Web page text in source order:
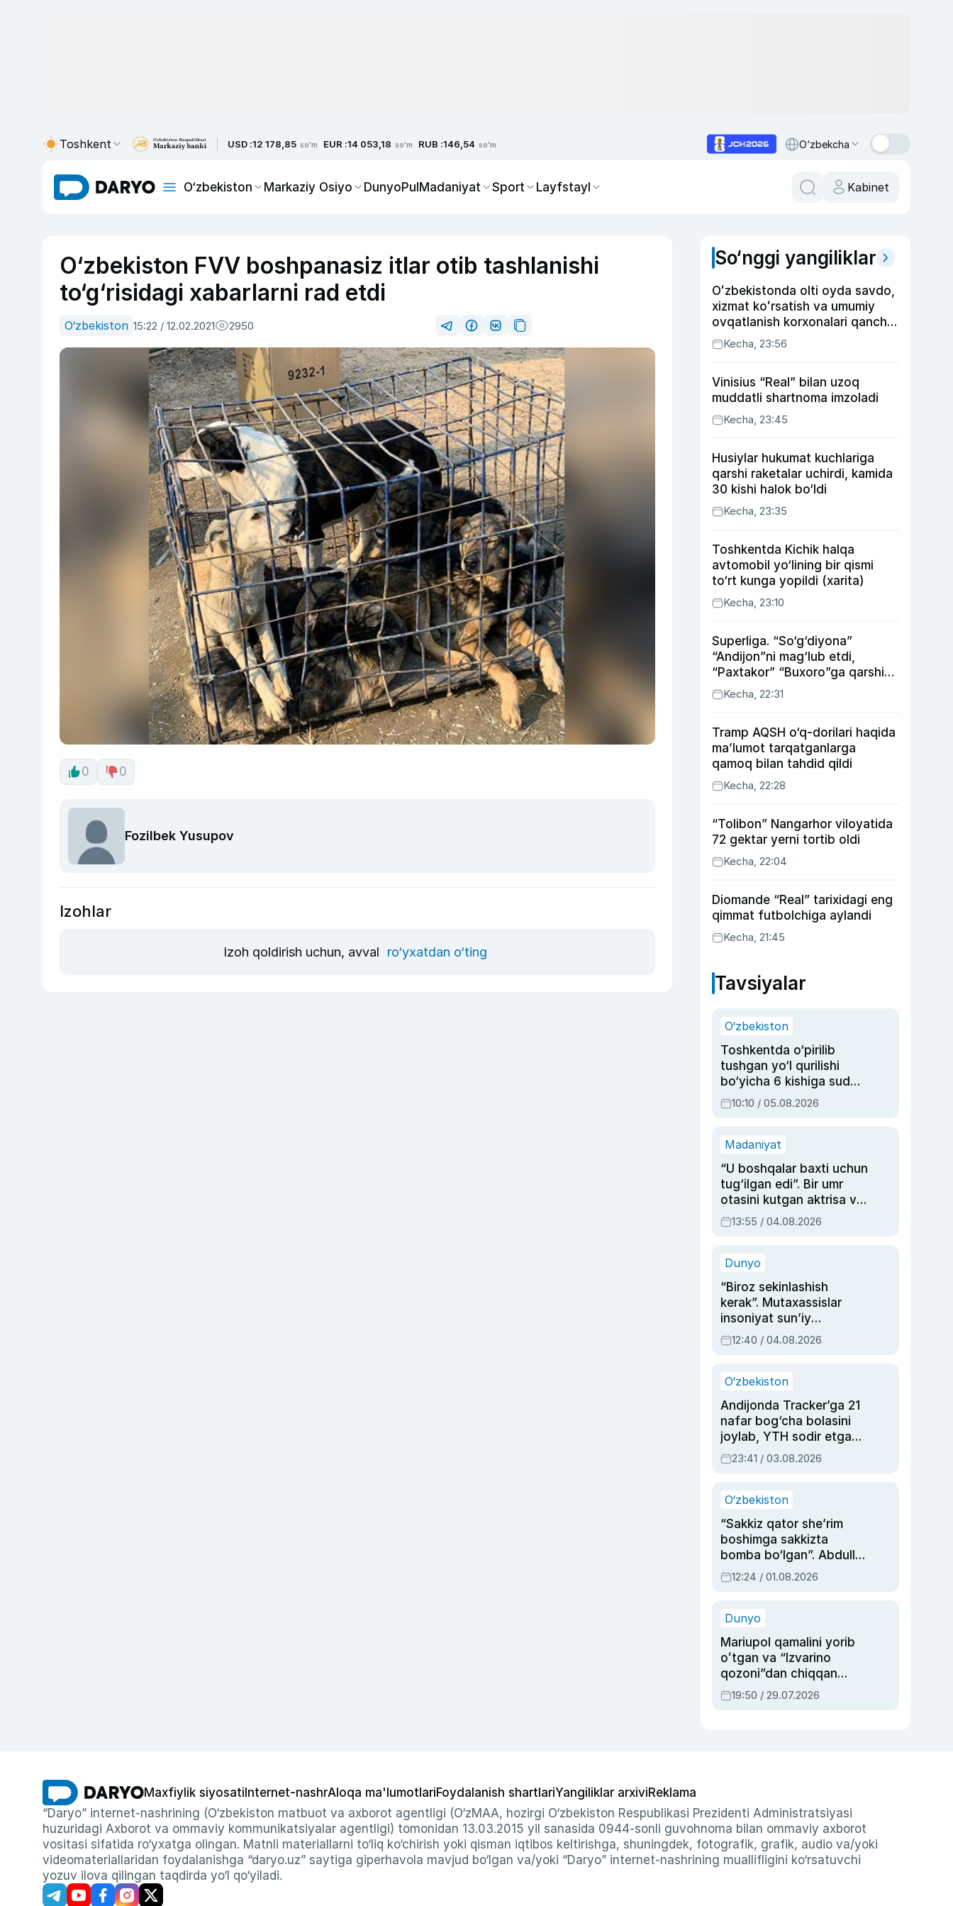
Toshkent USD :12 178,85 so'm EUR :14 053,18 so'm RUB :146,54 so'm O‘zbekcha
O‘zbekiston Markaziy Osiyo DunyoPulMadaniyat Sport Layfstayl Kabinet
O‘zbekiston FVV boshpanasiz itlar otib tashlanishi
to‘g‘risidagi xabarlarni rad etdi
O‘zbekiston 15:22 / 12.02.2021 2950
0 0
Fozilbek Yusupov
Izohlar
Izoh qoldirish uchun, avval ro‘yxatdan o‘ting
So‘nggi yangiliklar
Oʻzbekistonda olti oyda savdo,
xizmat koʻrsatish va umumiy
ovqatlanish korxonalari qancha
soliq toʻlagani ochiqlandi
Kecha, 23:56
Vinisius “Real” bilan uzoq
muddatli shartnoma imzoladi
Kecha, 23:45
Husiylar hukumat kuchlariga
qarshi raketalar uchirdi, kamida
30 kishi halok bo‘ldi
Kecha, 23:35
Toshkentda Kichik halqa
avtomobil yo‘lining bir qismi
to‘rt kunga yopildi (xarita)
Kecha, 23:10
Superliga. “So‘g‘diyona”
“Andijon”ni mag‘lub etdi,
“Paxtakor” “Buxoro”ga qarshi
bahsda g‘alabani qo‘ldan
chiqardi
Kecha, 22:31
Tramp AQSH o‘q-dorilari haqida
ma’lumot tarqatganlarga
qamoq bilan tahdid qildi
Kecha, 22:28
“Tolibon” Nangarhor viloyatida
72 gektar yerni tortib oldi
Kecha, 22:04
Diomande “Real” tarixidagi eng
qimmat futbolchiga aylandi
Kecha, 21:45
Tavsiyalar
O‘zbekiston
Toshkentda o‘pirilib
tushgan yo‘l qurilishi
bo‘yicha 6 kishiga sud
hukmi o‘qildi
10:10 / 05.08.2026
Madaniyat
“U boshqalar baxti uchun
tug‘ilgan edi”. Bir umr
otasini kutgan aktrisa va
dublyaj ustasi Rimma
Ahmedovaning
13:55 / 04.08.2026
Dunyo
“Biroz sekinlashish
kerak”. Mutaxassislar
insoniyat sun’iy
intellektni boshqara
olmay qolishidan xavotir
12:40 / 04.08.2026
O‘zbekiston
Andijonda Tracker’ga 21
nafar bog‘cha bolasini
joylab, YTH sodir etgan
ayolga sud hukmi o‘qildi
23:41 / 03.08.2026
O‘zbekiston
“Sakkiz qator she’rim
boshimga sakkizta
bomba bo‘lgan”. Abdulla
Oripovni siyosiy
ayblovlardan asrab
12:24 / 01.08.2026
Dunyo
Mariupol qamalini yorib
oʻtgan va “Izvarino
qozoni”dan chiqqan
qahramon — Ukraina
armiyasi bosh
19:50 / 29.07.2026
Maxfiylik siyosati Internet-nashrAloqa ma'lumotlariFoydalanish shartlariYangiliklar arxiviReklama
“Daryo” internet-nashrining (O‘zbekiston matbuot va axborot agentligi (O‘zMAA, hozirgi O‘zbekiston Respublikasi Prezidenti Administratsiyasi
huzuridagi Axborot va ommaviy kommunikatsiyalar agentligi) tomonidan 13.03.2015 yil sanasida 0944-sonli guvohnoma bilan ommaviy axborot
vositasi sifatida ro‘yxatga olingan. Matnli materiallarni to‘liq ko‘chirish yoki qisman iqtibos keltirishga, shuningdek, fotografik, grafik, audio va/yoki
videomateriallaridan foydalanishga “daryo.uz” saytiga giperhavola mavjud bo‘lgan va/yoki “Daryo” internet-nashrining muallifligini ko‘rsatuvchi
yozuv ilova qilingan taqdirda yo‘l qo‘yiladi.